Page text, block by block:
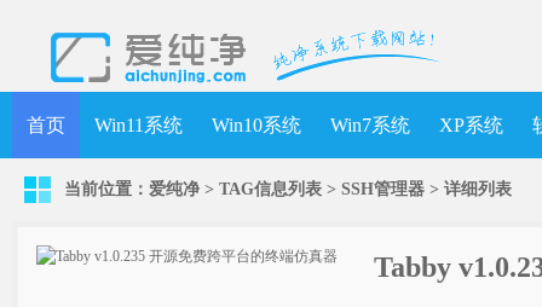
首页 Win11系统 Win10系统 Win7系统 XP系统
当前位置： 爱纯净 > TAG信息列表 > SSH管理器 > 详细列表
Tabby